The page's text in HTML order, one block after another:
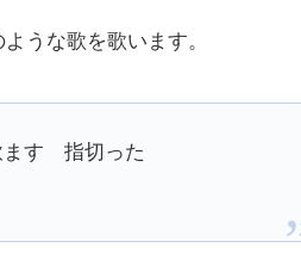
うな歌を歌います。
ます 指切った